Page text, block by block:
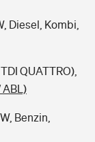
Diesel, Kombi,
QUATTRO),
Benzin,